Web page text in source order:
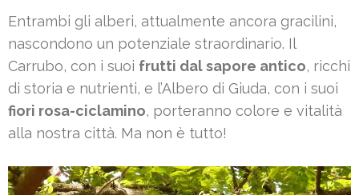
Entrambi gli alberi, attualmente ancora gracilini,
nascondono un potenziale straordinario. Il
Carrubo, con i suoi frutti dal sapore antico, ricchi
di storia e nutrienti, e l’Albero di Giuda, con i suoi
fiori rosa-ciclamino, porteranno colore e vitalità
alla nostra città. Ma non è tutto!